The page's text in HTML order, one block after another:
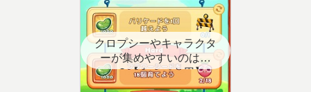
クロプシーやキャラクタ
ーが集めやすいのはど
こ？【クエスト用】